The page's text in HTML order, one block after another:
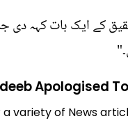
کے ایک بات کہہ دی
Apologised
a variety of News